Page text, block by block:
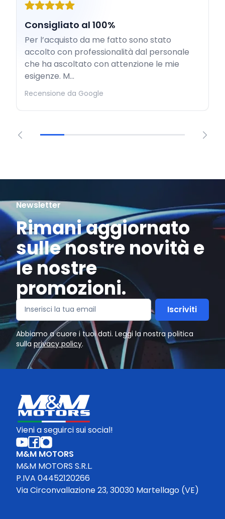
Consigliato al 100%
Per l’acquisto da me fatto sono stato
accolto con professionalità dal personale
che ha ascoltato con attenzione le mie
esigenze. M...
Recensione da Google
Newsletter
Rimani aggiornato
sulle nostre novità e
le nostre
promozioni.
Iscriviti
Abbiamo a cuore i tuoi dati. Leggi la nostra politica
sulla privacy policy.
Vieni a seguirci sui social!
M&M MOTORS
M&M MOTORS S.R.L.
P.IVA 04452120266
Via Circonvallazione 23, 30030 Martellago (VE)